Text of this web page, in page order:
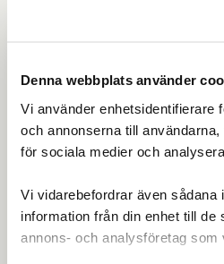
Denna webbplats använder
Vi använder enhetsidentifierare
och annonserna till
för sociala medier och
Vi vidarebefordrar även sådana
information från din enhet till de
annons- och analysföretag som
Företagsanpassade utbildningar
Kommun
Offentliga utbildningar har
Kommun att genomföra en